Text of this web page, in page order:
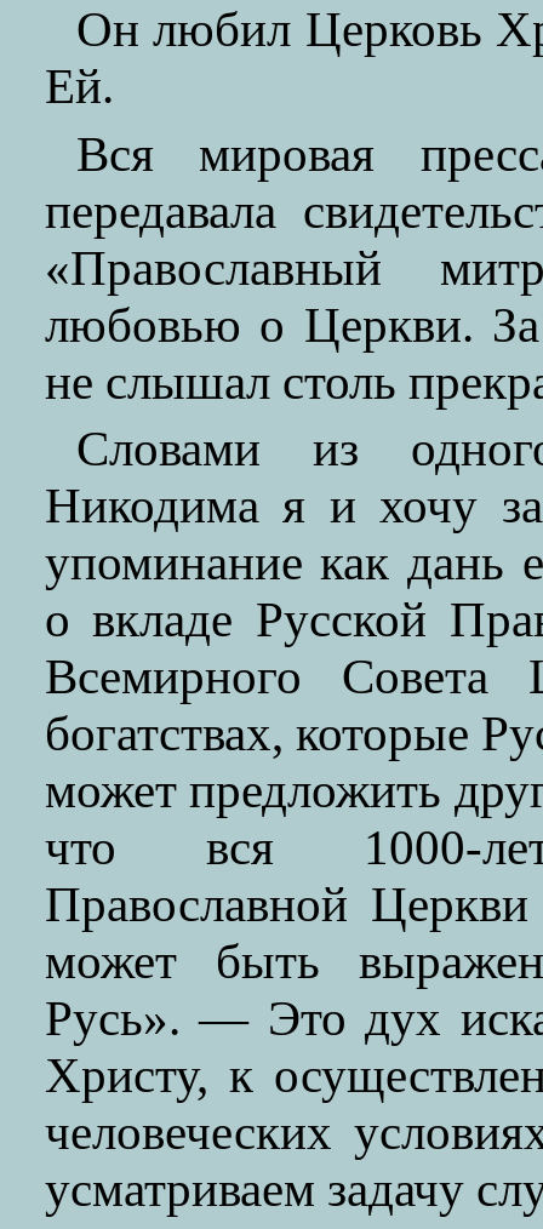
Он любил Церковь
Ей.
Вся мировая
передавала
«Православный
любовью о Церкви.
не слышал столь
Словами из
Никодима я и хочу
упоминание как дань
о вкладе Русской
Всемирного
богатствах, которые
может предложить
что вся 1000-
Православной
может быть
Русь». — Это дух
Христу, к
человеческих
усматриваем задачу